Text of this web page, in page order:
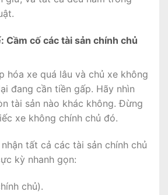
Cầm cố các tài sản chính chủ
hóa xe quá lâu và chủ xe không
đang cần tiền gấp. Hãy nhìn
tài sản nào khác không. Đừng
xe không chính chủ đó.
tất cả các tài sản chính chủ
kỳ nhanh gọn:
chủ).